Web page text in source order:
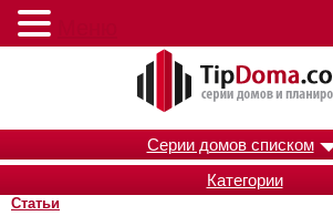
Серии домов списком
Категории
Статьи